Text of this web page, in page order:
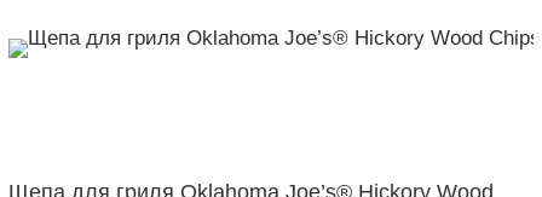
Щепа для гриля Oklahoma Joe’s® Hickory Wood